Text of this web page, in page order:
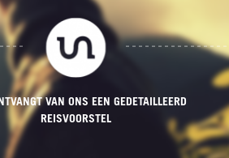
VAN ONS EEN GEDETAILLEERD
REISVOORSTEL